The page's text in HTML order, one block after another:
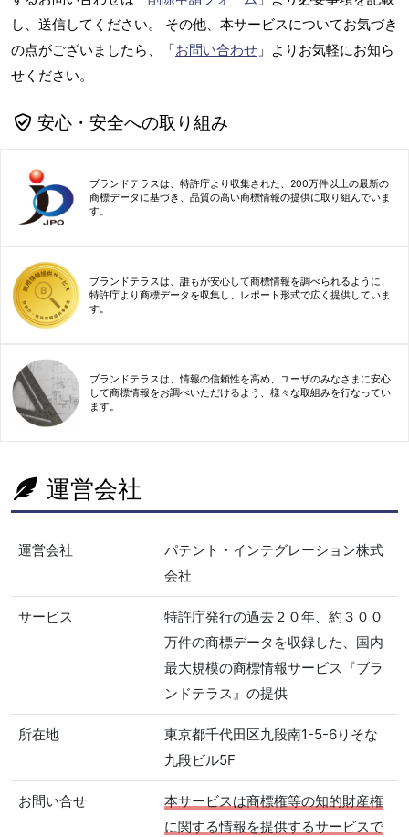
し、送信してください。 その他、本サービスについてお気づき
の点がございましたら、「お問い合わせ 」よりお気軽にお知ら
せください。
安心・安全への取り組み
ブランドテラスは、特許庁より収集された、200万件以上の最新の
商標データに基づき、品質の高い商標情報の提供に取り組んでいま
す。
ブランドテラスは、誰もが安心して商標情報を調べられるように、
特許庁より商標データを収集し、レポート形式で広く提供していま
す。
ブランドテラスは、情報の信頼性を高め、ユーザのみなさまに安心
して商標情報をお調べいただけるよう、様々な取組みを行なってい
ます。
運営会社
運営会社
パテント・インテグレーション株式
会社
サービス
特許庁発行の過去２０年、約３００
万件の商標データを収録した、国内
最大規模の商標情報サービス『ブラ
ンドテラス』の提供
所在地
東京都千代田区九段南1-5-6りそな
九段ビル5F
お問い合せ
本サービスは商標権等の知的財産権
に関する情報を提供するサービスで